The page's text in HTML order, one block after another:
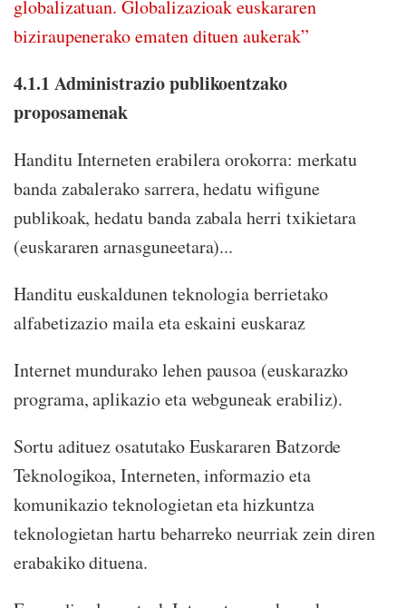
globalizatuan. Globalizazioak euskararen
biziraupenerako ematen dituen aukerak”
4.1.1 Administrazio publikoentzako
proposamenak
Handitu Interneten erabilera orokorra: merkatu
banda zabalerako sarrera, hedatu wifigune
publikoak, hedatu banda zabala herri txikietara
(euskararen arnasguneetara)...
Handitu euskaldunen teknologia berrietako
alfabetizazio maila eta eskaini euskaraz
Internet mundurako lehen pausoa (euskarazko
programa, aplikazio eta webguneak erabiliz).
Sortu adituez osatutako Euskararen Batzorde
Teknologikoa, Interneten, informazio eta
komunikazio teknologietan eta hizkuntza
teknologietan hartu beharreko neurriak zein diren
erabakiko dituena.